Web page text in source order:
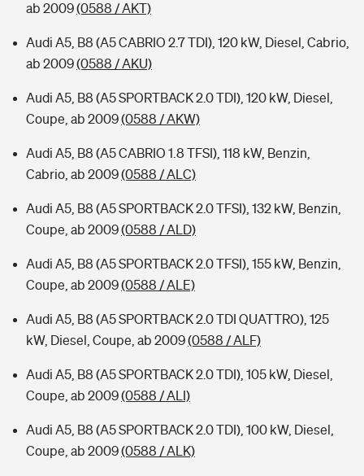
ab 2009(0588 / AKT)
Audi A5, B8 (A5 CABRIO 2.7 TDI), 120 kW, Diesel, Cabrio,
ab 2009(0588 / AKU)
Audi A5, B8 (A5 SPORTBACK 2.0 TDI), 120 kW, Diesel,
Coupe, ab 2009(0588 / AKW)
Audi A5, B8 (A5 CABRIO 1.8 TFSI), 118 kW, Benzin,
Cabrio, ab 2009(0588 / ALC)
Audi A5, B8 (A5 SPORTBACK 2.0 TFSI), 132 kW, Benzin,
Coupe, ab 2009(0588 / ALD)
Audi A5, B8 (A5 SPORTBACK 2.0 TFSI), 155 kW, Benzin,
Coupe, ab 2009(0588 / ALE)
Audi A5, B8 (A5 SPORTBACK 2.0 TDI QUATTRO), 125
kW, Diesel, Coupe, ab 2009(0588 / ALF)
Audi A5, B8 (A5 SPORTBACK 2.0 TDI), 105 kW, Diesel,
Coupe, ab 2009(0588 / ALI)
Audi A5, B8 (A5 SPORTBACK 2.0 TDI), 100 kW, Diesel,
Coupe, ab 2009(0588 / ALK)